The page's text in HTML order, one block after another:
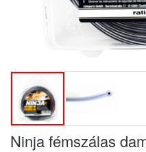
Ninja fémszálas